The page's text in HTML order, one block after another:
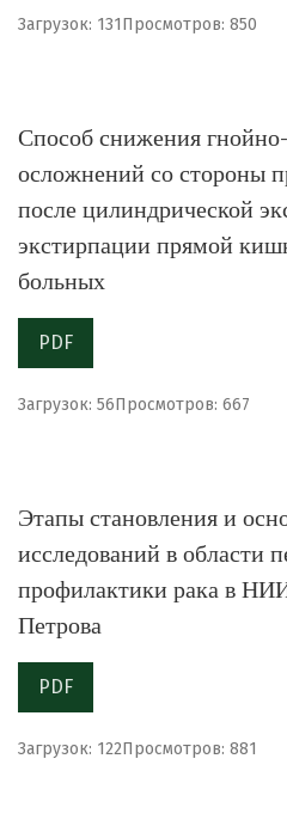
Загрузок: 131Просмотров: 850
Способ снижения
осложнений со стороны
после цилиндрической
экстирпации прямой
больных
PDF
Загрузок: 56Просмотров: 667
Этапы становления и
исследований в области
профилактики рака в
Петрова
PDF
Загрузок: 122Просмотров: 881